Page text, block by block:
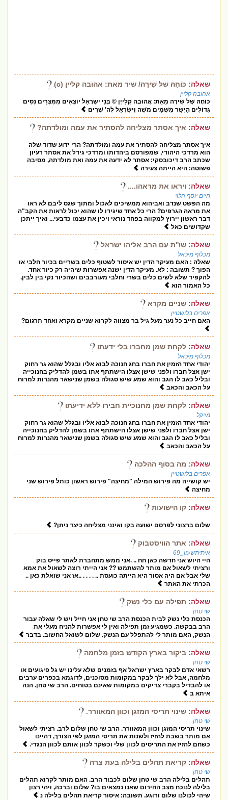
שאלה: כּוֹחָהּ שֶׁל שִׁירָה/ שיר מאת: אהובה קליין (c)
אהובה קליין
כּוֹחָהּ שֶׁל שִׁירָה מֵאֵת: אֲהוּבָה קְלַייְן © בְּנֵי יִשְׂרָאֵל יוֹצְאִים מִמִּצְרַיִם נִסִּים
גְּדוֹלִים הַיְשַׁר מִשָּׁמַיִם מֹשֶׁה וְיִשְׂרָאֵל לָה' שָׁרִים
שאלה: איך אסתר מצליחה להסתיר את עמה ומולדתה?
איך אסתר מצליחה להסתיר את עמה ומולדתה? הרי ידוע שדוד שלה
הוא מרדכי היהודי, שמפורסם ביהדותו ומרדכי גידל את אסתר רעיון
שכתב הרב דיכובסקי: אסתר לא ידעה את עמה ואת מולדתה, מסיבה
פשוטה: היא הייתה צעירה
שאלה: ויראו את מראהו....
חיים יוסף הלוי
מה הפשט שנדב ואביהוא ממשיכים לאכול ומתוך שגס ליבם לא ראו
את מראה הגרפים? הרי כל אחד שיגידו לו שהוא יכול לראות את הקב"ה
דבר ראשון יירוץ למקווה בפחד נוראי ויכין את עצמו כדבעי... ואיך ייתכן
שקדושים כאל
שאלה: שו''ת עם הרב אליהו ישראל
מכלוף מיכאל
שאלה : האם מעיקר הדין יש איסור לשטוף כלים בשריים בכיור חלבי או
הפוך ? תשובה : לא. מעיקר הדין ישנה אפשרות שיהיה רק כיור אחד.
להקפיד שלא לשים כלים בשרי וחלבי מעורבבים ושהכיור נקי בין לבין.
כל האמור הוא
שאלה: שניים מקרא
אפרים בלושטיין
האם חייב כל נער מעל גיל בר מצווה לקרוא שניים מקרא ואחד תרגום?
שאלה: לקחת שמן מחברו בלי ידעתו
מכלוף מיכאל
יהודי אחד הזמין את חברו בחג חנוכה לבוא אליו ובגלל שהוא גר רחוק
ישן אצל חברו ולפני שישן אצלו הישתתף אתו בשמן להדליק בחנוכייה
ובליל כאב לו הגב והוא שמע שיש סגולה בשמן שנישאר מהנרות למרוח
על הכאב והכאב
שאלה: לקחת שמן מחנוכיית חבירו ללא ידיעתו
מייקל
יהודי אחד הזמין את חברו בחג חנוכה לבוא אליו ובגלל שהוא גר רחוק
ישן אצל חברו ולפני שישן אצלו הישתתף אתו בשמן להדליק בחנוכייה
ובליל כאב לו הגב והוא שמע שיש סגולה בשמן שנישאר מהנרות למרוח
על הכאב והכאב
שאלה: מה בסוף ההלכה
אפרים בלושטיין
יש קושייה מה פירוש המילה "מחיצה" פירוש ראשון כותל פירוש שני
מחיצה
שאלה: קו הישועות
שלום ברצוני לפרסם ישועה בקו ואינני מצליחה כיצד ניתן?
שאלה: אתר הוויסטבוק
איתיתשעון_69
היי היוש אני חדשה כאן חח .. .אני ממש מתחברת לאתר פייס בוק
ורציתי לשאול אם מותר להשתמש ?? אני הייתי רוצה לשאול את אמא
שלי אבל אם היה אסור היא הייתה כועסת .. . . . . ..אז אני שואלת כאן ..
הכרתי את האתר
שאלה: תפילה עם כלי נשק
שי טחן
הכנסת כלי נשק לבית הכנסת הרב שי טחן אני חייל ויש לי שאלה עבור
הרב בבקשה. כשמגיע זמן תפילה ואין לי אפשרות להניח מעלי את
הנשק, האם מותר לי להתפלל עם הנשק. שלום לשואל החשוב. בדבר
שאלה: ביקור בארץ הקודש בזמן מלחמה
שי טחן
רשאי אדם לבקר בארץ ישראל אף בזמנים שלא עלינו יש גל פיגועים או
מלחמה, אבל לא ילך לבקר במקומות מסוכנים, לדוגמא בכפרים ערבים
או להבדיל בקברי צדיקים במקומות שאינם בטוחים. הרב שי טחן. הנה
איתא ב
שאלה: שינוי תריסי המזגן וכוון המאוורר.
שי טחן
שינוי תריסי המזגן וכוון המאוורר. הרב שי טחן שלום לרב. רציתי לשאול
אם מותר בשבת להזיז ולשנות את תריסי המזגן לפי הצורך, דהיינו
כשחם להזיז את התריסים לכוון שלי וכשקר לכוון אותם לכוון הנגדי.
שאלה: קריאת תהלים בלילה בעת צרה
שי טחן
תהלים בלילה הרב שי טחן שלום לכבוד הרב. האם מותר לקרוא תהלים
בלילה לנוכח מצב החירום שאנו נמצאים בו? שלום וברכה, ויהי רצון
שיהי לכולנו שלום ורוגע. תשובה: איסור קריאת תהלים בלילה נ